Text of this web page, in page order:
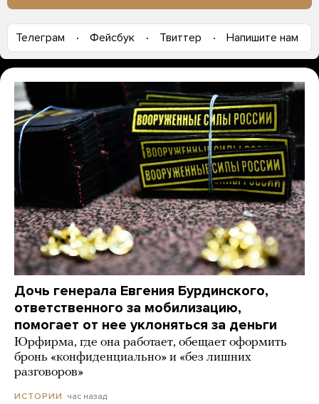
Телеграм Фейсбук Твиттер Напишите нам
Дочь генерала Евгения Бурдинского,
ответственного за мобилизацию,
помогает от нее уклоняться за деньги
Юрфирма, где она работает, обещает оформить
бронь «конфиденциально» и «без лишних
разговоров»
ИСТОРИИ час назад